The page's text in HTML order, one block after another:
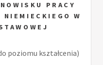
PRACY
W
poziomu kształcenia)